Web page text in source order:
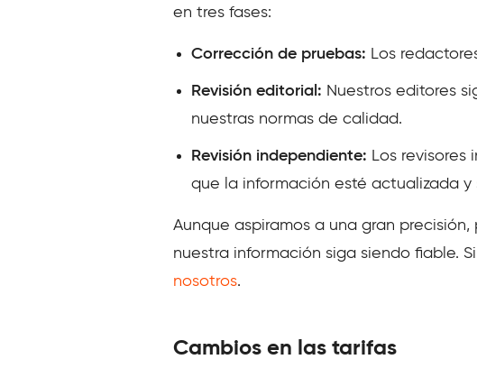
en tres fases:
Corrección de pruebas: Los
Revisión editorial: Nuestros editores
nuestras normas de calidad.
Revisión independiente: Los
que la información esté actualizada y
Aunque aspiramos a una gran
nuestra información siga siendo fiable.
nosotros.
Cambios en las tarifas